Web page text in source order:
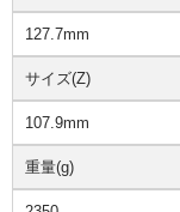
127.7mm
サイズ(Z)
107.9mm
重量(g)